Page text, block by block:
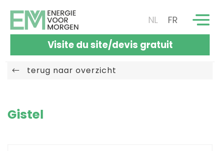
NL FR
Visite du site/devis gratuit
terug naar overzicht
Gistel